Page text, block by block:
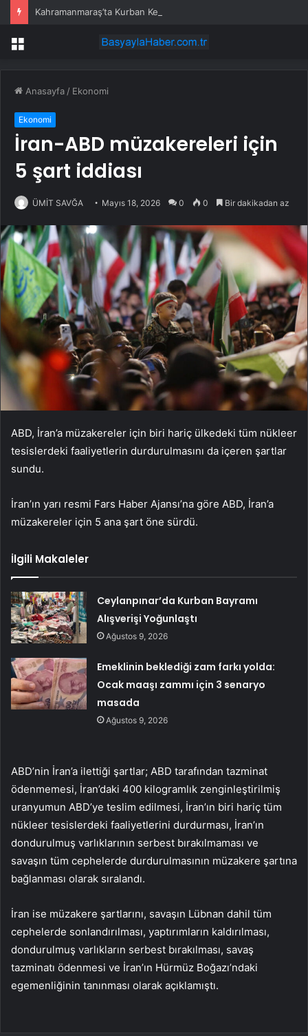
Kahramanmaraş’ta Kurban Keserken Yaralanma
Menü
Anasayfa / Ekonomi
Ekonomi
İran-ABD müzakereleri için
5 şart iddiası
ÜMİT SAVĞA Mayıs 18, 2026 0 0 Bir dakikadan az
ABD, İran’a müzakereler için biri hariç ülkedeki tüm nükleer
tesislerdeki faaliyetlerin durdurulmasını da içeren şartlar
sundu.
İran’ın yarı resmi Fars Haber Ajansı’na göre ABD, İran’a
müzakereler için 5 ana şart öne sürdü.
İlgili Makaleler
Ceylanpınar’da Kurban Bayramı
Alışverişi Yoğunlaştı
Ağustos 9, 2026
Emeklinin beklediği zam farkı yolda:
Ocak maaşı zammı için 3 senaryo
masada
Ağustos 9, 2026
ABD’nin İran’a ilettiği şartlar; ABD tarafından tazminat
ödenmemesi, İran’daki 400 kilogramlık zenginleştirilmiş
uranyumun ABD’ye teslim edilmesi, İran’ın biri hariç tüm
nükleer tesislerdeki faaliyetlerini durdurması, İran’ın
dondurulmuş varlıklarının serbest bırakılmaması ve
savaşın tüm cephelerde durdurulmasının müzakere şartına
bağlanması olarak sıralandı.
İran ise müzakere şartlarını, savaşın Lübnan dahil tüm
cephelerde sonlandırılması, yaptırımların kaldırılması,
dondurulmuş varlıkların serbest bırakılması, savaş
tazminatı ödenmesi ve İran’ın Hürmüz Boğazı’ndaki
egemenliğinin tanınması olarak açıklamıştı.